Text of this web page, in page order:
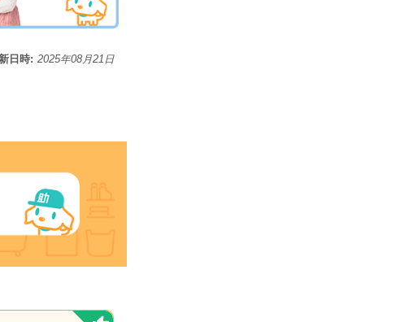
日時: 2025年08月21日